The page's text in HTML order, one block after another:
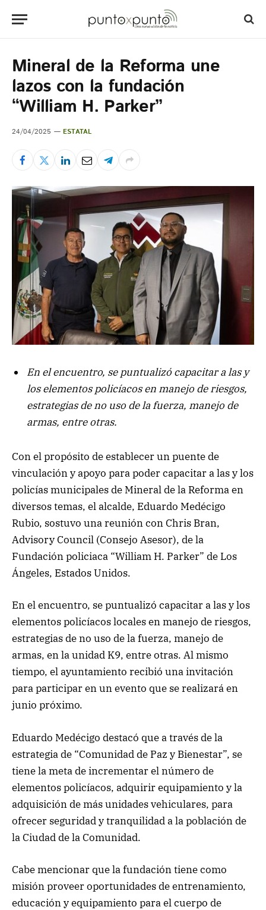
Mineral de la Reforma une
lazos con la fundación
“William H. Parker”
24/04/2025 ESTATAL
En el encuentro, se puntualizó capacitar a las y
los elementos policíacos en manejo de riesgos,
estrategias de no uso de la fuerza, manejo de
armas, entre otras.
Con el propósito de establecer un puente de
vinculación y apoyo para poder capacitar a las y los
policías municipales de Mineral de la Reforma en
diversos temas, el alcalde, Eduardo Medécigo
Rubio, sostuvo una reunión con Chris Bran,
Advisory Council (Consejo Asesor), de la
Fundación policiaca “William H. Parker” de Los
Ángeles, Estados Unidos.
En el encuentro, se puntualizó capacitar a las y los
elementos policíacos locales en manejo de riesgos,
estrategias de no uso de la fuerza, manejo de
armas, en la unidad K9, entre otras. Al mismo
tiempo, el ayuntamiento recibió una invitación
para participar en un evento que se realizará en
junio próximo.
Eduardo Medécigo destacó que a través de la
estrategia de “Comunidad de Paz y Bienestar”, se
tiene la meta de incrementar el número de
elementos policíacos, adquirir equipamiento y la
adquisición de más unidades vehiculares, para
ofrecer seguridad y tranquilidad a la población de
la Ciudad de la Comunidad.
Cabe mencionar que la fundación tiene como
misión proveer oportunidades de entrenamiento,
educación y equipamiento para el cuerpo de